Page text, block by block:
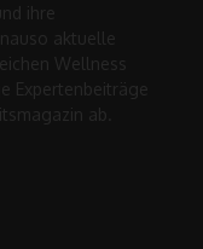
ihre
aktuelle
Wellness
Expertenbeiträge
ab.